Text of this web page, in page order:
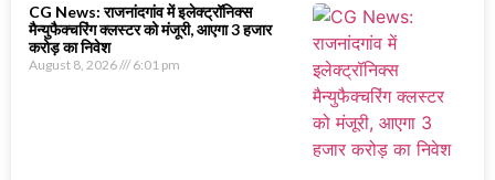
CG News: राजनांदगांव में इलेक्ट्रॉनिक्स
मैन्युफैक्चरिंग क्लस्टर को मंजूरी, आएगा 3 हजार
करोड़ का निवेश
August 8, 2026 6:01 pm